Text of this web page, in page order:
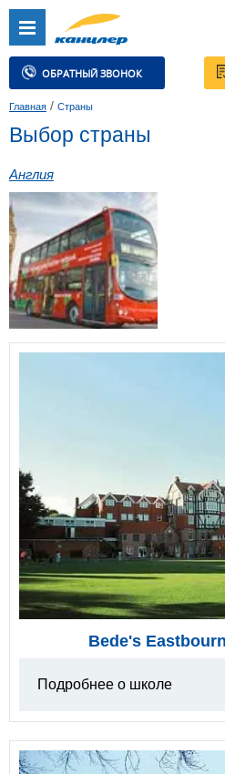
ОБРАТНЫЙ ЗВОНОК
Главная / Страны
Выбор страны
Англия
Bede's
Подробнее о школе